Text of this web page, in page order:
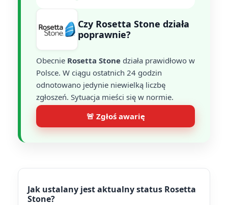
Czy Rosetta Stone działa
poprawnie?
Obecnie Rosetta Stone działa prawidłowo w
Polsce. W ciągu ostatnich 24 godzin
odnotowano jedynie niewielką liczbę
zgłoszeń. Sytuacja mieści się w normie.
🚨 Zgłoś awarię
Jak ustalany jest aktualny status Rosetta
Stone?